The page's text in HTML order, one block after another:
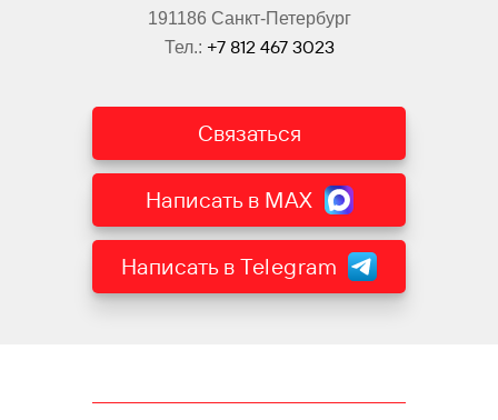
191186 Санкт-Петербург
Тел.: +7 812 467 3023
Связаться
Написать в MAX
Написать в Telegram